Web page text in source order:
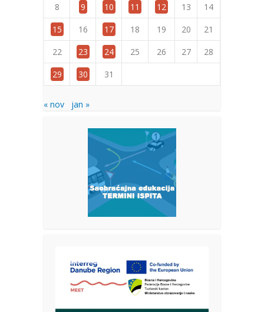
8
9 10 11 12 13
14
15
16 17 18 19 20
21
22
23 24 25 26 27
28
29
30 31
« nov jan »